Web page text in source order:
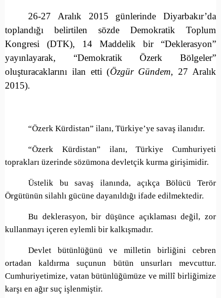
26-27 Aralık 2015 günlerinde Diyarbakır’da
toplandığı belirtilen sözde Demokratik Toplum
Kongresi (DTK), 14 Maddelik bir “Deklerasyon”
yayınlayarak, “Demokratik Özerk Bölgeler”
oluşturacaklarını ilan etti (Özgür Gündem, 27 Aralık
2015).
“Özerk Kürdistan” ilanı, Türkiye’ye savaş ilanıdır.
“Özerk Kürdistan” ilanı, Türkiye Cumhuriyeti
toprakları üzerinde sözümona devletçik kurma girişimidir.
Üstelik bu savaş ilanında, açıkça Bölücü Terör
Örgütünün silahlı gücüne dayanıldığı ifade edilmektedir.
Bu deklerasyon, bir düşünce açıklaması değil, zor
kullanmayı içeren eylemli bir kalkışmadır.
Devlet bütünlüğünü ve milletin birliğini cebren
ortadan kaldırma suçunun bütün unsurları mevcuttur.
Cumhuriyetimize, vatan bütünlüğümüze ve millî birliğimize
karşı en ağır suç işlenmiştir.